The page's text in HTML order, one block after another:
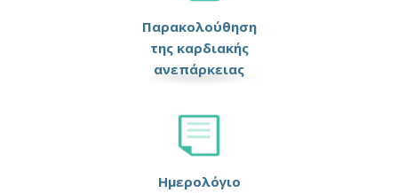
Παρακολούθηση
της καρδιακής
ανεπάρκειας
Ημερολόγιο